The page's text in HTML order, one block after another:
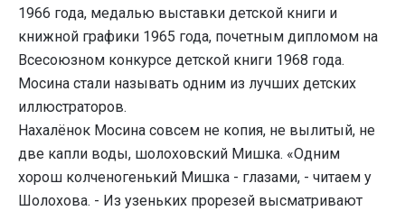
1966 года, медалью выставки детской книги и
книжной графики 1965 года, почетным дипломом на
Всесоюзном конкурсе детской книги 1968 года.
Мосина стали называть одним из лучших детских
иллюстраторов.
Нахалёнок Мосина совсем не копия, не вылитый, не
две капли воды, шолоховский Мишка. «Одним
хорош колченогенький Мишка - глазами, - читаем у
Шолохова. - Из узеньких прорезей высматривают